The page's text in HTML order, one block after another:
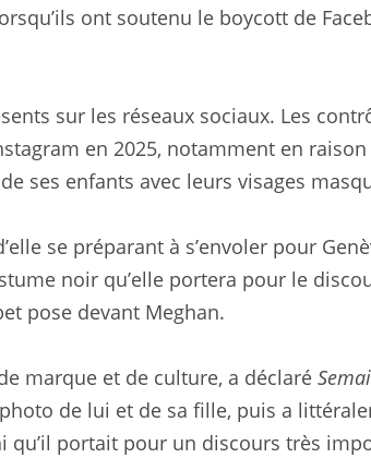
ont soutenu le boycott de
sur les réseaux sociaux. Les
en 2025, notamment en
ses enfants avec leurs visages
se préparant à s’envoler pour
noir qu’elle portera pour le
pose devant Meghan.
marque et de culture, a déclaré
de lui et de sa fille, puis a
portait pour un discours très